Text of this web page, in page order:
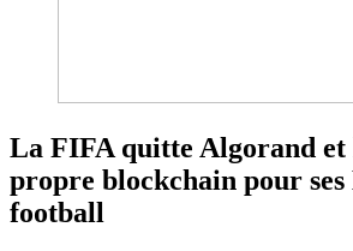
La FIFA quitte Algorand et
propre blockchain pour ses
football